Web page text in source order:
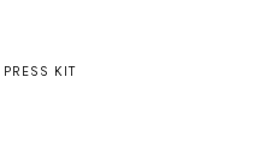
PRESS KIT